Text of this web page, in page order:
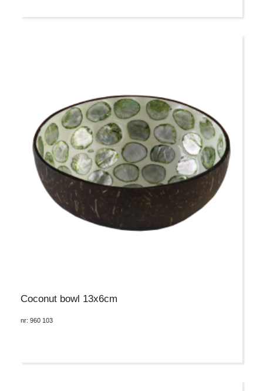
Coconut bowl 13x6cm
nr: 960 103